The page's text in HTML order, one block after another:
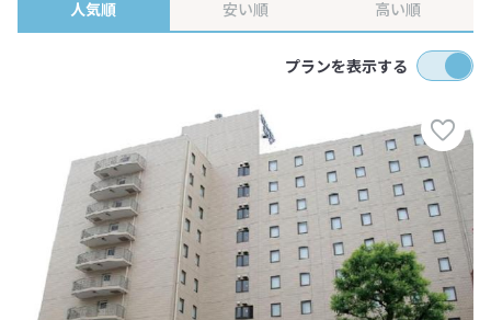
人気順 安い順 高い順
プランを表示する